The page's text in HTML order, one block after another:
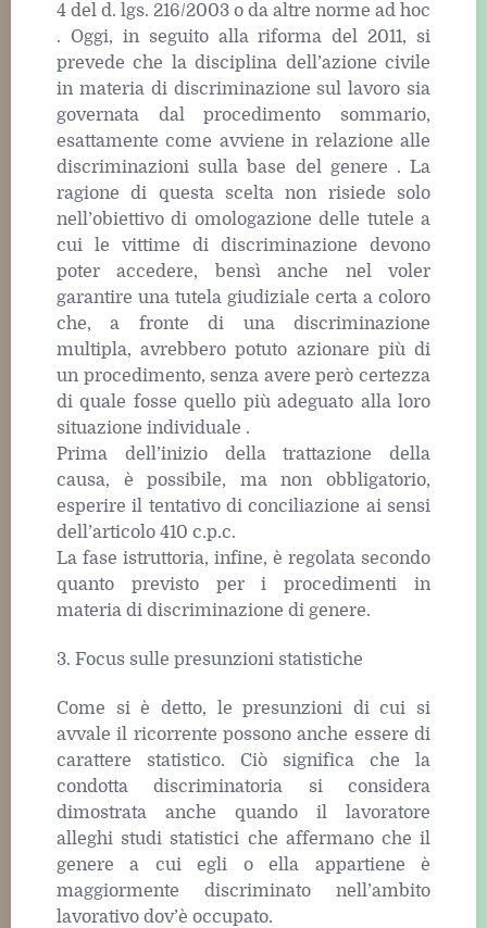
4 del d. lgs. 216/2003 o da altre norme ad hoc
. Oggi, in seguito alla riforma del 2011, si
prevede che la disciplina dell’azione civile
in materia di discriminazione sul lavoro sia
governata dal procedimento sommario,
esattamente come avviene in relazione alle
discriminazioni sulla base del genere . La
ragione di questa scelta non risiede solo
nell’obiettivo di omologazione delle tutele a
cui le vittime di discriminazione devono
poter accedere, bensì anche nel voler
garantire una tutela giudiziale certa a coloro
che, a fronte di una discriminazione
multipla, avrebbero potuto azionare più di
un procedimento, senza avere però certezza
di quale fosse quello più adeguato alla loro
situazione individuale .
Prima dell’inizio della trattazione della
causa, è possibile, ma non obbligatorio,
esperire il tentativo di conciliazione ai sensi
dell’articolo 410 c.p.c.
La fase istruttoria, infine, è regolata secondo
quanto previsto per i procedimenti in
materia di discriminazione di genere.
3. Focus sulle presunzioni statistiche
Come si è detto, le presunzioni di cui si
avvale il ricorrente possono anche essere di
carattere statistico. Ciò significa che la
condotta discriminatoria si considera
dimostrata anche quando il lavoratore
alleghi studi statistici che affermano che il
genere a cui egli o ella appartiene è
maggiormente discriminato nell’ambito
lavorativo dov’è occupato.